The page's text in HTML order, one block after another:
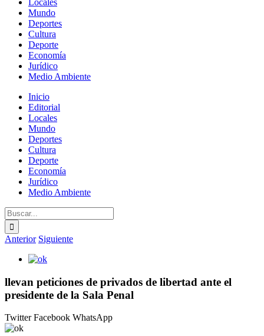
Locales
Mundo
Deportes
Cultura
Deporte
Economía
Jurídico
Medio Ambiente
Inicio
Editorial
Locales
Mundo
Deportes
Cultura
Deporte
Economía
Jurídico
Medio Ambiente
Buscar:
Anterior Siguiente
Ver
más
grande
llevan peticiones de privados de libertad ante el
presidente de la Sala Penal
TwitterFacebook WhatsApp